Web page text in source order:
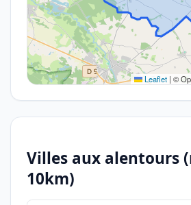
Leaflet | ©
Villes aux alentours
10km)